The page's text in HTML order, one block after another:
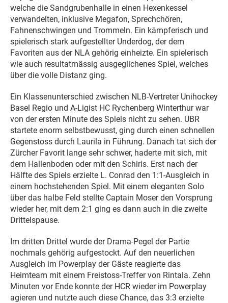
welche die Sandgrubenhalle in einen Hexenkessel
verwandelten, inklusive Megafon, Sprechchören,
Fahnenschwingen und Trommeln. Ein kämpferisch und
spielerisch stark aufgestellter Underdog, der dem
Favoriten aus der NLA gehörig einheizte. Ein spielerisch
wie auch resultatmässig ausgeglichenes Spiel, welches
über die volle Distanz ging.
Ein Klassenunterschied zwischen NLB-Vertreter Unihockey
Basel Regio und A-Ligist HC Rychenberg Winterthur war
von der ersten Minute des Spiels nicht zu sehen. UBR
startete enorm selbstbewusst, ging durch einen schnellen
Gegenstoss durch Laurila in Führung. Danach tat sich der
Zürcher Favorit lange sehr schwer, haderte mit sich, mit
dem Hallenboden oder mit den Schiris. Erst nach der
Hälfte des Spiels erzielte L. Conrad den 1:1-Ausgleich in
einem hochstehenden Spiel. Mit einem eleganten Solo
über das halbe Feld stellte Captain Moser den Vorsprung
wieder her, mit dem 2:1 ging es dann auch in die zweite
Drittelspause.
Im dritten Drittel wurde der Drama-Pegel der Partie
nochmals gehörig aufgestockt. Auf den neuerlichen
Ausgleich im Powerplay der Gäste reagierte das
Heimteam mit einem Freistoss-Treffer von Rintala. Zehn
Minuten vor Ende konnte der HCR wieder im Powerplay
agieren und nutzte auch diese Chance, das 3:3 erzielte